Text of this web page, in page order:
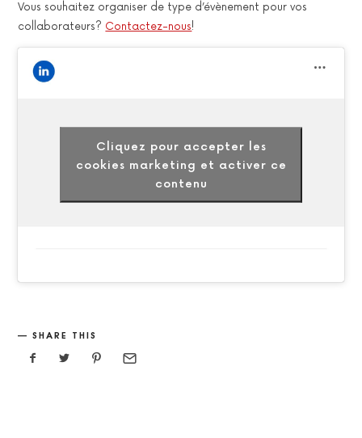
Vous souhaitez organiser de type d’évènement pour vos
collaborateurs? Contactez-nous!
Cliquez pour accepter les
cookies marketing et activer ce
contenu
SHARE THIS